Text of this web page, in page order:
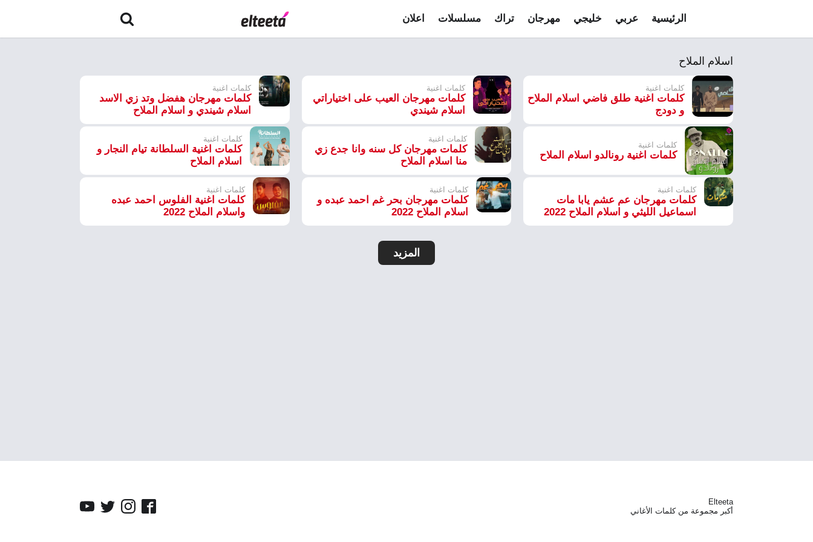
الرئيسية عربي خليجي مهرجان تراك مسلسلات اعلان
اسلام الملاح
كلمات اغنية
كلمات اغنية طلق فاضي اسلام الملاح
و دودج
كلمات اغنية
كلمات مهرجان العيب على اختياراتي
اسلام شيندي
كلمات اغنية
كلمات مهرجان هفضل وتد زي الاسد
اسلام شيندي و اسلام الملاح
كلمات اغنية
كلمات اغنية رونالدو اسلام الملاح
كلمات اغنية
كلمات مهرجان كل سنه وانا جدع زي
منا اسلام الملاح
كلمات اغنية
كلمات اغنية السلطانة تيام النجار و
اسلام الملاح
كلمات اغنية
كلمات مهرجان عم عشم يابا مات
اسماعيل الليثي و اسلام الملاح 2022
كلمات اغنية
كلمات مهرجان بحر غم احمد عبده و
اسلام الملاح 2022
كلمات اغنية
كلمات اغنية الفلوس احمد عبده
واسلام الملاح 2022
المزيد
Elteeta
أكبر مجموعة من كلمات الأغاني